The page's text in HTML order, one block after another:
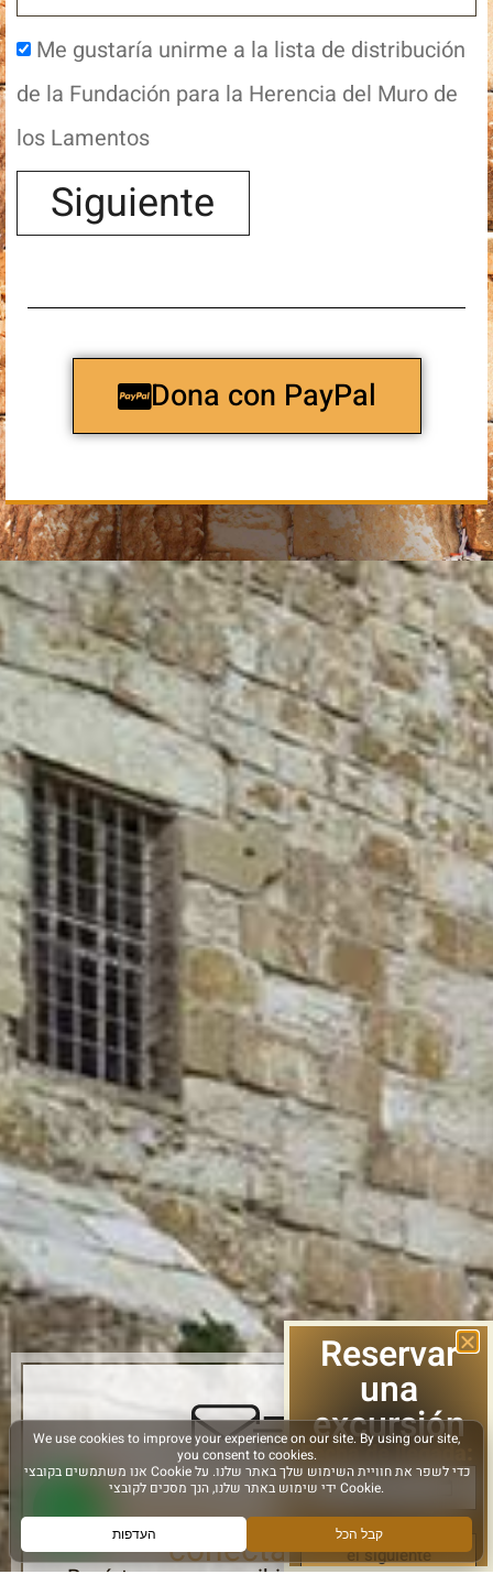
Me gustaría unirme a la lista de distribución
de la Fundación para la Herencia del Muro de
los Lamentos
Siguiente
Dona con PayPal
Regístrese y manténgase
conectado
Regístrese para recibir información y
Reservar
una
excursión
Fecha de llegada:
el siguiente